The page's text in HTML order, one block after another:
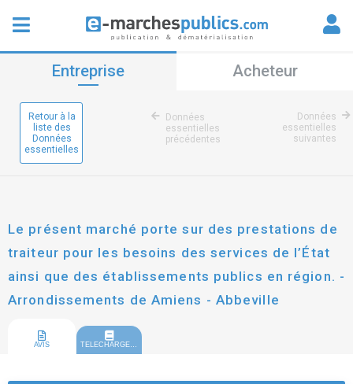
Entreprise Acheteur
Retour à la
liste des
Données
essentielles
Données
essentielles
précédentes
Données
essentielles
suivantes
Le présent marché porte sur des prestations de
traiteur pour les besoins des services de l’État
ainsi que des établissements publics en région. -
Arrondissements de Amiens - Abbeville
AVIS TELECHARGEMENT